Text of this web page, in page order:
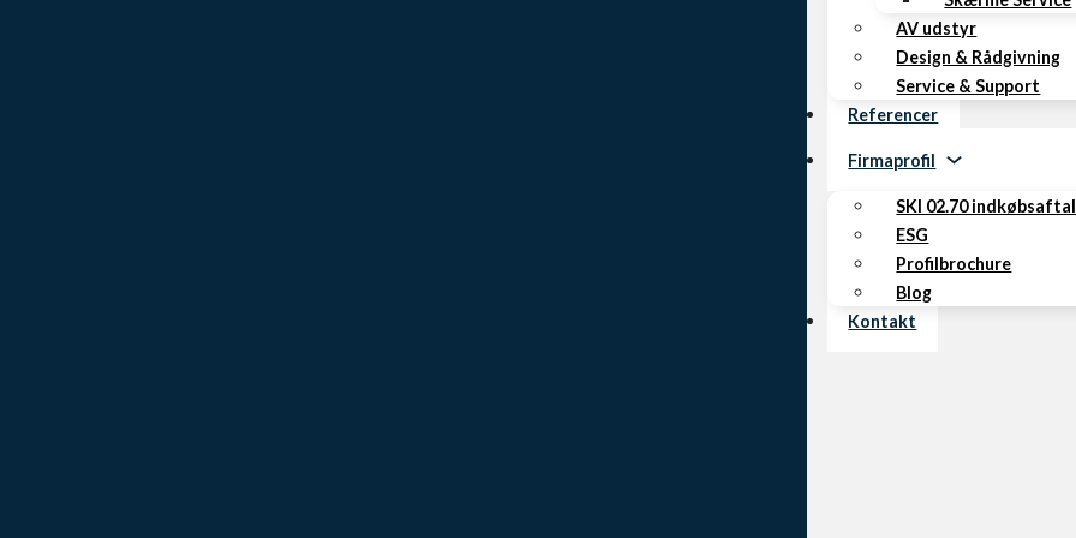
AV udstyr
Design & Rådgivning
Service & Support
Referencer
Firmaprofil
SKI 02.70
ESG
Profilbrochure
Blog
Kontakt